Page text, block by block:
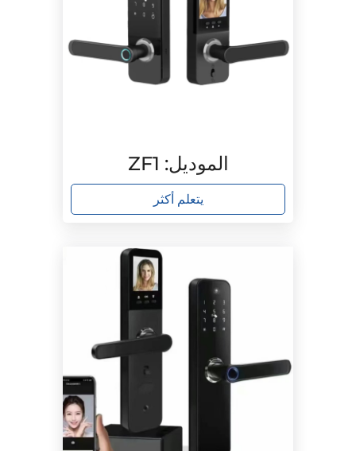
الموديل: ZF1
يتعلم أكثر